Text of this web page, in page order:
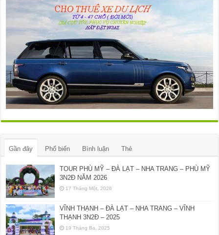
Gần đây Phổ biến Bình luận Thẻ
TOUR PHÙ MỸ – ĐÀ LẠT – NHA TRANG – PHÙ MỸ
3N2Đ NĂM 2026
17 Tháng Một, 2026
VĨNH THẠNH – ĐÀ LẠT – NHA TRANG – VĨNH
THẠNH 3N2Đ – 2025
19 Tháng Ba, 2025